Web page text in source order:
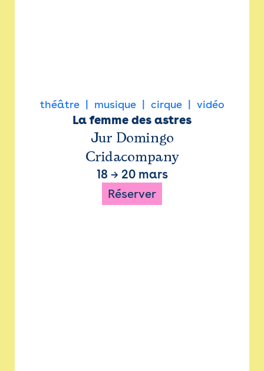
théâtre musique cirque vidéo
La femme des astres
Jur Domingo
Cridacompany
18 → 20 mars
Réserver